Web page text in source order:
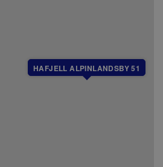
HAFJELL ALPINLANDSBY 51